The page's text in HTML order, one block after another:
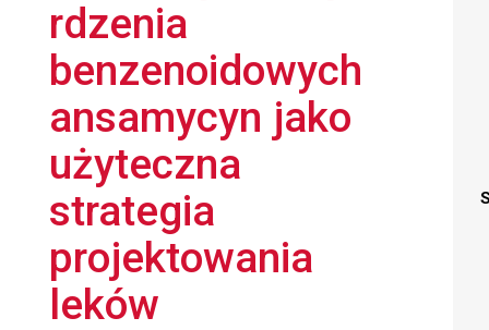
rdzenia
benzenoidowych
ansamycyn jako
użyteczna
strategia
projektowania
leków